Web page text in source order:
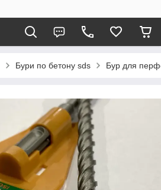
Бури по бетону sds Бур для